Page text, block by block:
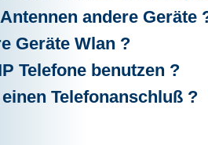
andere Geräte
Geräte Wlan ?
Telefone benutzen ?
Telefonanschluß ?